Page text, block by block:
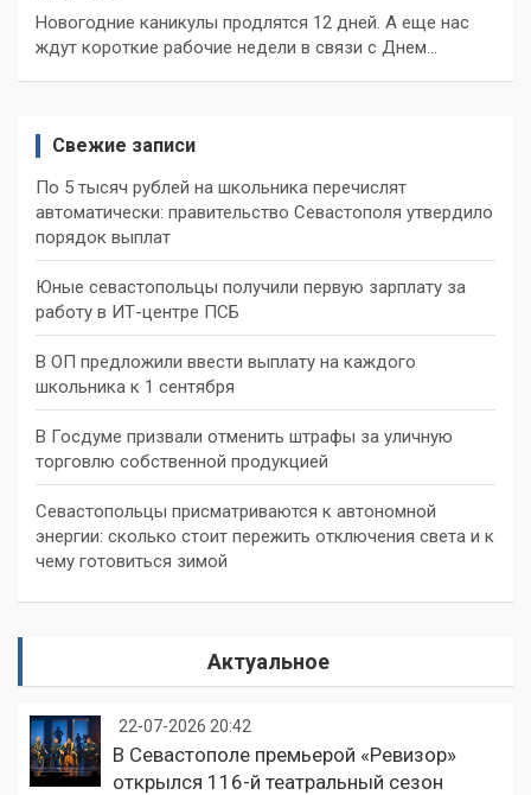
Новогодние каникулы продлятся 12 дней. А еще нас
ждут короткие рабочие недели в связи с Днем…
Свежие записи
По 5 тысяч рублей на школьника перечислят
автоматически: правительство Севастополя утвердило
порядок выплат
Юные севастопольцы получили первую зарплату за
работу в ИТ-центре ПСБ
В ОП предложили ввести выплату на каждого
школьника к 1 сентября
В Госдуме призвали отменить штрафы за уличную
торговлю собственной продукцией
Севастопольцы присматриваются к автономной
энергии: сколько стоит пережить отключения света и к
чему готовиться зимой
Актуальное
22-07-2026 20:42
В Севастополе премьерой «Ревизор»
открылся 116-й театральный сезон